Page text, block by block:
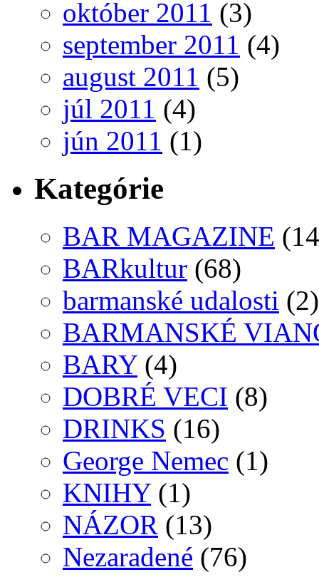
október 2011 (3)
september 2011 (4)
august 2011 (5)
júl 2011 (4)
jún 2011 (1)
Kategórie
BAR MAGAZINE
BARkultur (68)
barmanské udalosti (2)
BARMANSKÉ
BARY(4)
DOBRÉ VECI (8)
DRINKS (16)
George Nemec (1)
KNIHY(1)
NÁZOR (13)
Nezaradené (76)